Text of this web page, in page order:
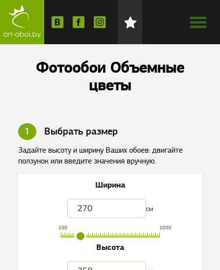
Фотообои Объемные
цветы
1 Выбрать размер
Задайте высоту и ширину Ваших обоев: двигайте
ползунок или введите значения вручную.
Ширина
см
100 1000
Высота